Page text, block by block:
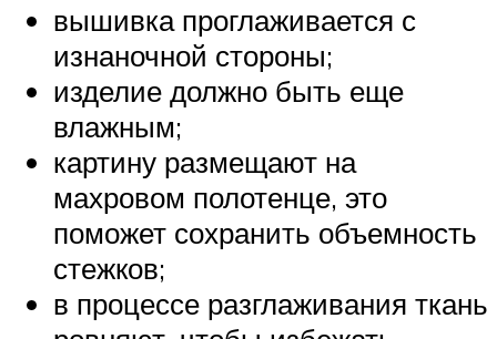
вышивка проглаживается с
изнаночной стороны;
изделие должно быть еще
влажным;
картину размещают на
махровом полотенце, это
поможет сохранить объемность
стежков;
в процессе разглаживания ткань